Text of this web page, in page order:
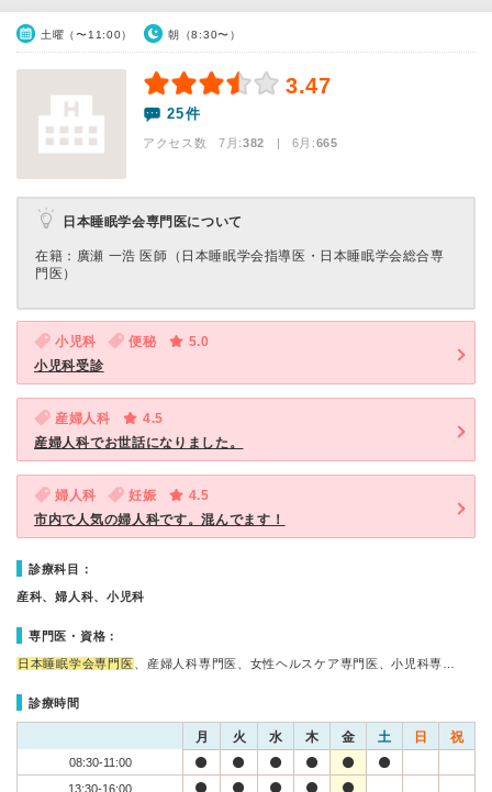
土曜（〜11:00） 朝（8:30〜）
3.47
25件
アクセス数 7月:382 | 6月:665
日本睡眠学会専門医について
在籍：廣瀬 一浩 医師（日本睡眠学会指導医・日本睡眠学会総合専
門医）
小児科 便秘
5.0
小児科受診
産婦人科
4.5
産婦人科でお世話になりました。
婦人科 妊娠
4.5
市内で人気の婦人科です。混んでます！
診療科目：
産科、婦人科、小児科
専門医・資格：
日本睡眠学会専門医 、産婦人科専門医、女性ヘルスケア専門医、小児科専…
診療時間
月 火 水 木 金 土 日 祝
08:30-11:00
13:30-16:00